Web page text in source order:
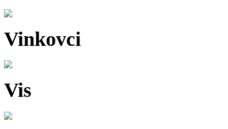
Vinkovci
Vis